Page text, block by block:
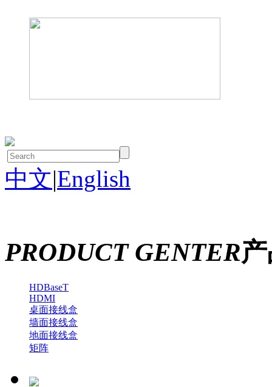
中文|English
PRODUCT GENTER
HDBaseT
HDMI
桌面接线盒
墙面接线盒
地面接线盒
矩阵